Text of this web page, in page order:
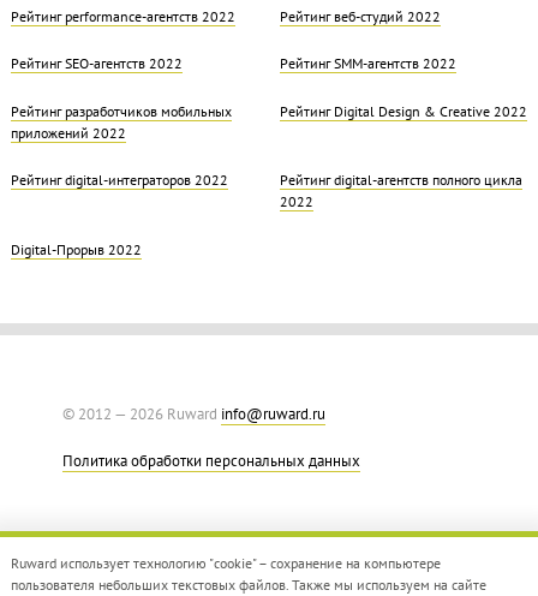
Рейтинг performance-агентств 2022 Рейтинг веб-студий 2022
Рейтинг SEO-агентств 2022 Рейтинг SMM-агентств 2022
Рейтинг разработчиков мобильных
приложений 2022
Рейтинг Digital Design & Creative 2022
Рейтинг digital-интеграторов 2022
Рейтинг digital-агентств полного цикла
2022
Digital-Прорыв 2022
© 2012 — 2026 Ruward info@ruward.ru
Политика обработки персональных данных
Ruward использует технологию "cookie" – сохранение на компьютере
пользователя небольших текстовых файлов. Также мы используем на сайте